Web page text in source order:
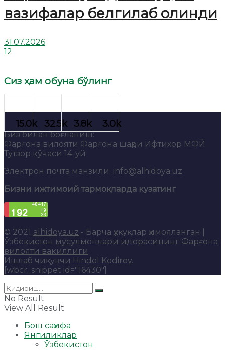
вазифалар белгилаб олинди
31.07.2026
12
Сиз ҳам обуна бўлинг
Биз билан боғланиш:
Фарғона вилояти Фарғона шаҳри Ифтихор МФЙ
Тутзор кўчаси 14-уй
Электрон почта манзили: info@alhidoya.uz
Бизни ижтимоий тармоқларда кузатинг
© 2021 alhidoya.uz - Барча ҳуқуқлар ҳимояланган |
Ўзбекистон мусулмонлари идорасининг Фарғона
вилояти вакиллиги.
Ишлаб чиқувчи Hindol Kodirov.
[wbcr_snippet id="16430"]
No Result
View All Result
Бош саҳифа
Янгиликлар
Ўзбекистон